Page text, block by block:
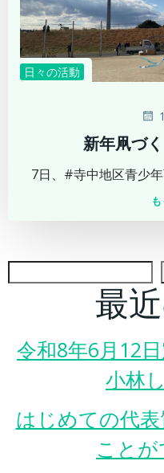
日々の活動
新年凧づ
7日、#寺中地区青少
最
令和8年6月12
小林
はじめての代
こと